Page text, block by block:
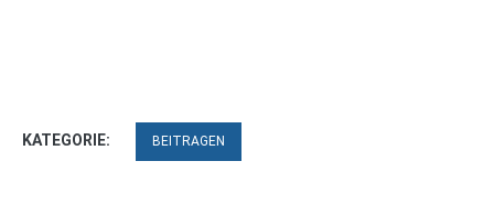
KATEGORIE: BEITRAGEN